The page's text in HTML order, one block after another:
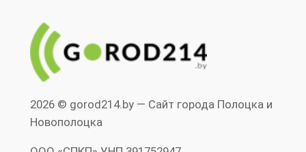
2026 © gorod214.by — Сайт города Полоцка и
Новополоцка